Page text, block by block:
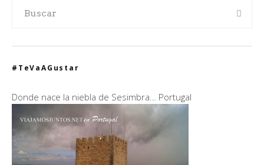
#TeVaAGustar
Donde nace la niebla de Sesimbra… Portugal